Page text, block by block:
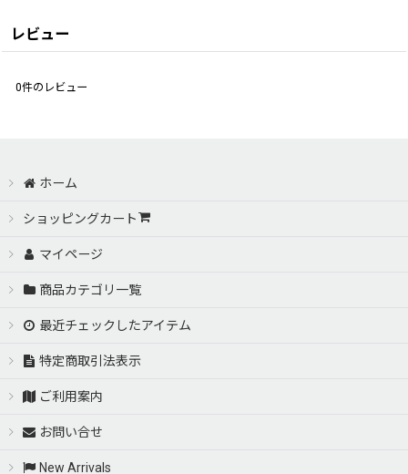
レビュー
0件のレビュー
ホーム
ショッピングカート
マイページ
商品カテゴリ一覧
最近チェックしたアイテム
特定商取引法表示
ご利用案内
お問い合せ
New Arrivals